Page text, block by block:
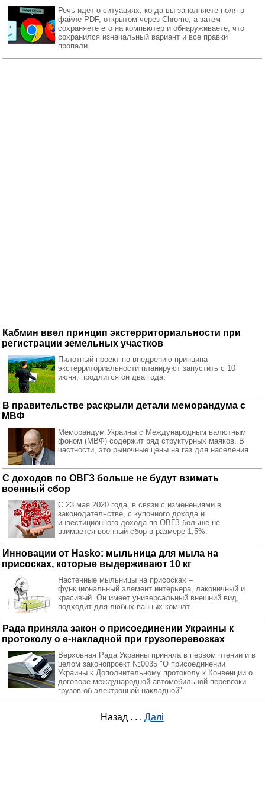
Речь идёт о ситуациях, когда вы заполняете поля в
файле PDF, открытом через Chrome, а затем
сохраняете его на компьютер и обнаруживаете, что
сохранился изначальный вариант и все правки
пропали.
Кабмин ввел принцип экстерриториальности при
регистрации земельных участков
Пилотный проект по внедрению принципа
экстерриториальности планируют запустить с 10
июня, продлится он два года.
В правительстве раскрыли детали меморандума с
МВФ
Меморандум Украины с Международным валютным
фоном (МВФ) содержит ряд структурных маяков. В
частности, это рыночные цены на газ для населения.
С доходов по ОВГЗ больше не будут взимать
военный сбор
С 23 мая 2020 года, в связи с изменениями в
законодательстве, с купонного дохода и
инвестиционного дохода по ОВГЗ больше не
взимается военный сбор в размере 1,5%.
Инновации от Hasko: мыльница для мыла на
присосках, которые выдерживают 10 кг
Настенные мыльницы на присосках –
функциональный элемент интерьера, лаконичный и
красивый. Он имеет универсальный внешний вид,
подходит для любых ванных комнат.
Рада приняла закон о присоединении Украины к
протоколу о е-накладной при грузоперевозках
Верховная Рада Украины приняла в первом чтении и в
целом законопроект №0035 "О присоединении
Украины к Дополнительному протоколу к Конвенции о
договоре международной автомобильной перевозки
грузов об электронной накладной".
Назад . . . Далі